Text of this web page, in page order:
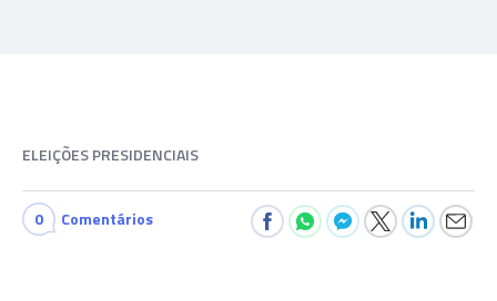
ELEIÇÕES PRESIDENCIAIS
0 Comentários